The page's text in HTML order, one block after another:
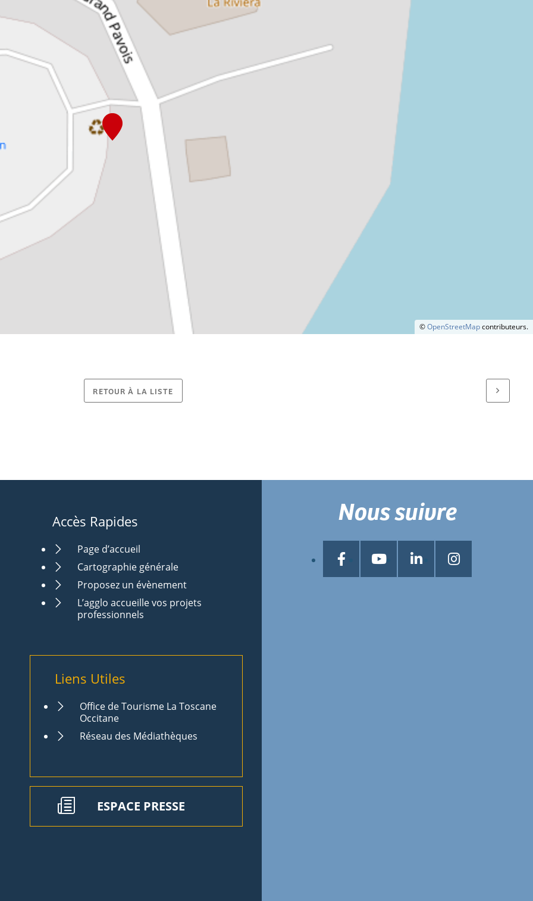
©OpenStreetMapcontributeurs.
RETOUR À LA LISTE
Accès Rapides
Page d’accueil
Cartographie générale
Proposez un évènement
L’agglo accueille vos projets
professionnels
Liens Utiles
Office de Tourisme La Toscane
Occitane
Réseau des Médiathèques
ESPACE PRESSE
Nous suivre